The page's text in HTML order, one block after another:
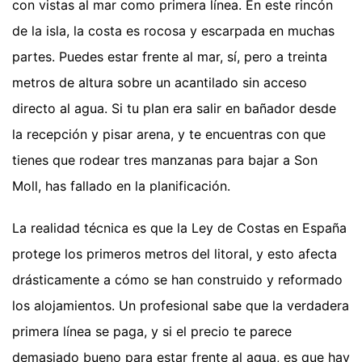
con vistas al mar como primera línea. En este rincón
de la isla, la costa es rocosa y escarpada en muchas
partes. Puedes estar frente al mar, sí, pero a treinta
metros de altura sobre un acantilado sin acceso
directo al agua. Si tu plan era salir en bañador desde
la recepción y pisar arena, y te encuentras con que
tienes que rodear tres manzanas para bajar a Son
Moll, has fallado en la planificación.
La realidad técnica es que la Ley de Costas en España
protege los primeros metros del litoral, y esto afecta
drásticamente a cómo se han construido y reformado
los alojamientos. Un profesional sabe que la verdadera
primera línea se paga, y si el precio te parece
demasiado bueno para estar frente al agua, es que hay